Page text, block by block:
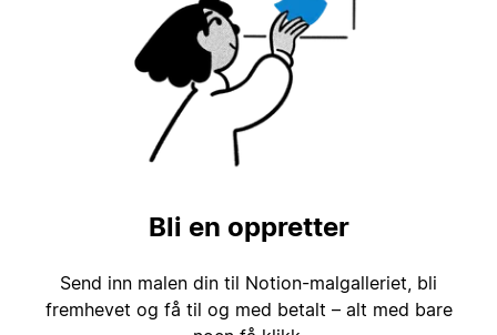
Bli en oppretter
Send inn malen din til Notion-malgalleriet, bli
fremhevet og få til og med betalt – alt med bare